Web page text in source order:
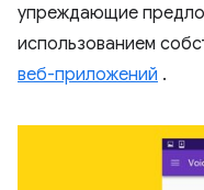
упреждающие
использованием
веб-приложений .